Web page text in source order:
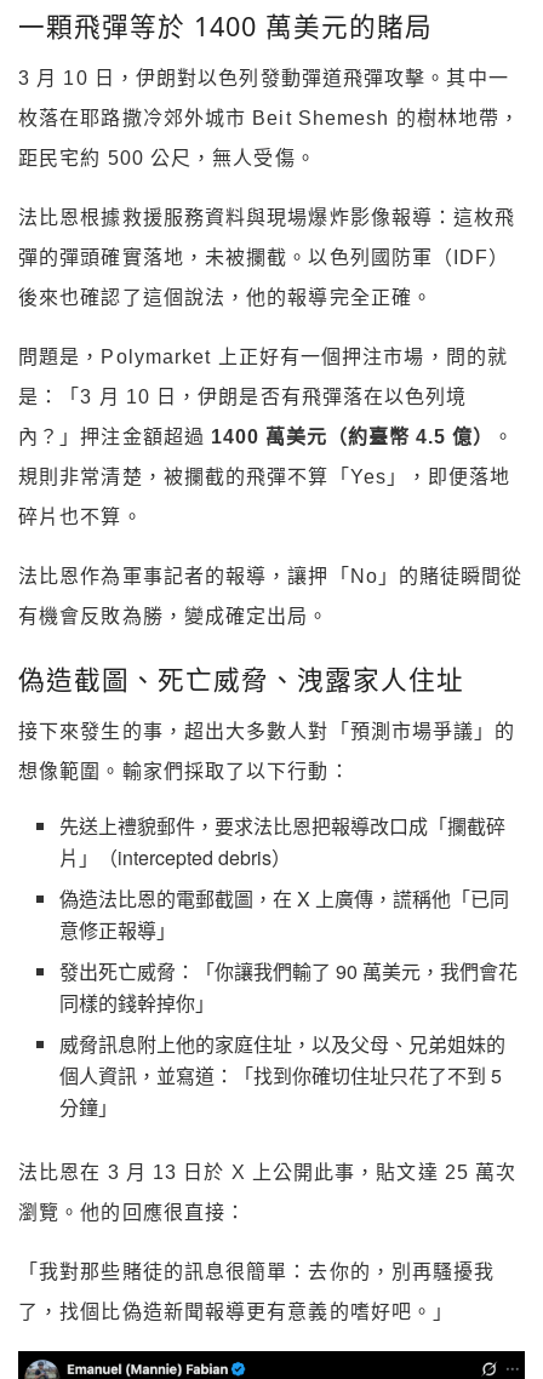
一顆飛彈等於 1400 萬美元的賭局
3 月 10 日，伊朗對以色列發動彈道飛彈攻擊。其中一
枚落在耶路撒冷郊外城市 Beit Shemesh 的樹林地帶，
距民宅約 500 公尺，無人受傷。
法比恩根據救援服務資料與現場爆炸影像報導：這枚飛
彈的彈頭確實落地，未被攔截。以色列國防軍（IDF）
後來也確認了這個說法，他的報導完全正確。
問題是，Polymarket 上正好有一個押注市場，問的就
是：「3 月 10 日，伊朗是否有飛彈落在以色列境
內？」押注金額超過 1400 萬美元（約臺幣 4.5 億）
。
規則非常清楚，被攔截的飛彈不算「Yes」，即便落地
碎片也不算。
法比恩作為軍事記者的報導，讓押「No」的賭徒瞬間從
有機會反敗為勝，變成確定出局。
偽造截圖、死亡威脅、洩露家人住址
接下來發生的事，超出大多數人對「預測市場爭議」的
想像範圍。輸家們採取了以下行動：
先送上禮貌郵件，要求法比恩把報導改口成「攔截碎
片」（intercepted debris）
偽造法比恩的電郵截圖，在 X 上廣傳，謊稱他「已同
意修正報導」
發出死亡威脅：「你讓我們輸了 90 萬美元，我們會花
同樣的錢幹掉你」
威脅訊息附上他的家庭住址，以及父母、兄弟姐妹的
個人資訊，並寫道：「找到你確切住址只花了不到 5
分鐘」
法比恩在 3 月 13 日於 X 上公開此事，貼文達 25 萬次
瀏覽。他的回應很直接：
「我對那些賭徒的訊息很簡單：去你的，別再騷擾我
了，找個比偽造新聞報導更有意義的嗜好吧。」